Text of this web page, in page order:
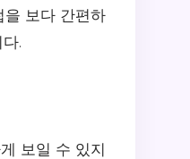
을 보다 간편하
.
보일 수 있지